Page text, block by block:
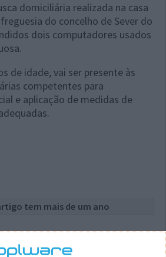
domiciliária realizada na casa
do concelho de Sever do
dois computadores usados
de idade, vai ser presente às
competentes para
e aplicação de medidas de
tem mais de um ano
no Google Notícias